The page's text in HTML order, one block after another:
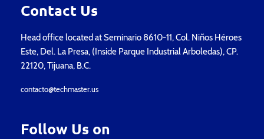
Contact Us
Head office located at Seminario 8610-11, Col. Niños Héroes
Este, Del. La Presa, (Inside Parque Industrial Arboledas), CP.
22120, Tijuana, B.C.
contacto@techmaster.us
Follow Us on